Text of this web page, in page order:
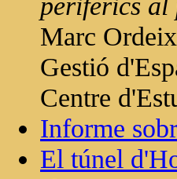
Marc
Gestió
Centre
Informe
El túnel